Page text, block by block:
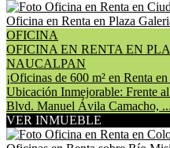
OFICINA
OFICINA EN RENTA EN
NAUCALPAN
¡Oficinas de 600 m² en Renta
Ubicación Inmejorable: Frente
Blvd. Manuel Ávila Camacho, ...
VER INMUEBLE